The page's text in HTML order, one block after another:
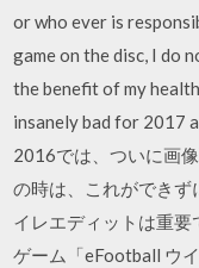
or who ever is
game on the disc, I do
the benefit of my
insanely bad for 2017
2016では、ついに画
の時は、これができず
イレエディットは重
ゲーム「eFootball ウ